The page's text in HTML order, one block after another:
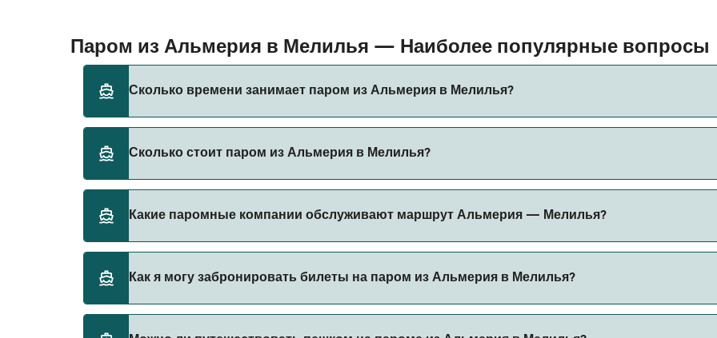
Паром из Альмерия в Мелилья — Наиболее популярные вопросы
Сколько времени занимает паром из Альмерия в Мелилья?
оператора, поэтому рекомендуется проверить актуальную информацию через наш Поиск Сделок.
Сколько стоит паром из Альмерия в Мелилья?
Цена указана без учета сборов за бронирование.
Какие паромные компании обслуживают маршрут Альмерия — Мелилья?
Как я могу забронировать билеты на паром из Альмерия в Мелилья?